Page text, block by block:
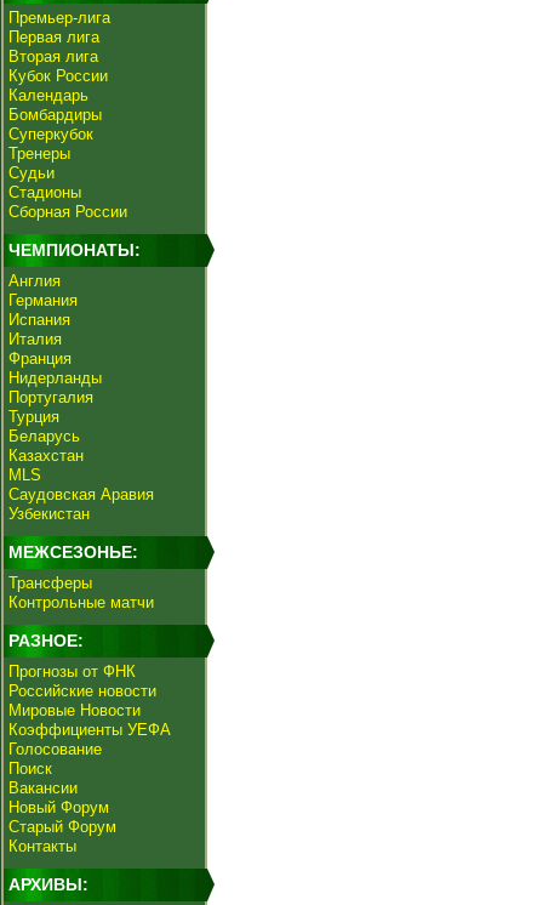
Премьер-лига
Первая лига
Вторая лига
Кубок России
Календарь
Бомбардиры
Суперкубок
Тренеры
Судьи
Стадионы
Сборная России
ЧЕМПИОНАТЫ:
Англия
Германия
Испания
Италия
Франция
Нидерланды
Португалия
Турция
Беларусь
Казахстан
MLS
Саудовская Аравия
Узбекистан
МЕЖСЕЗОНЬЕ:
Трансферы
Контрольные матчи
РАЗНОЕ:
Прогнозы от ФНК
Российские новости
Мировые Новости
Коэффициенты УЕФА
Голосование
Поиск
Вакансии
Новый Форум
Старый Форум
Контакты
АРХИВЫ: